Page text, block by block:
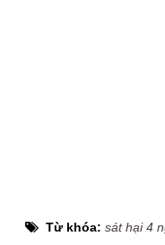
Từ khóa:sát hại 4